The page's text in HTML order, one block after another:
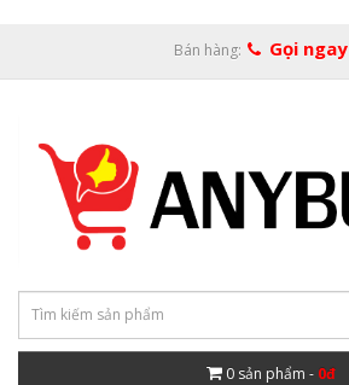
Bán hàng: Gọi ngay
0 sản phẩm - 0đ